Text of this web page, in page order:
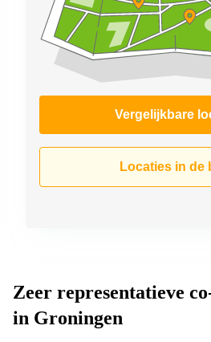
Bedrijfsruimte
Huren in
Nijmegen
Vergelijkbare
Locaties in de
Zeer representatieve
in Groningen